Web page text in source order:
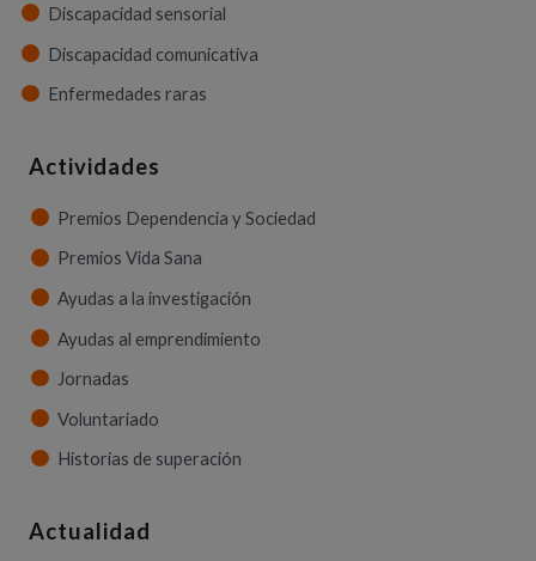
Discapacidad sensorial
Discapacidad comunicativa
Enfermedades raras
Actividades
Premios Dependencia y Sociedad
Premios Vida Sana
Ayudas a la investigación
Ayudas al emprendimiento
Jornadas
Voluntariado
Historias de superación
Actualidad